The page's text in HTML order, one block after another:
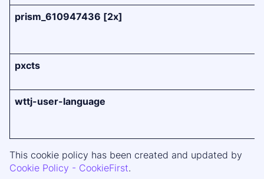
prism_610947436 [2x]
pxcts
wttj-user-language
This cookie policy has been created and updated by
Cookie Policy - CookieFirst.